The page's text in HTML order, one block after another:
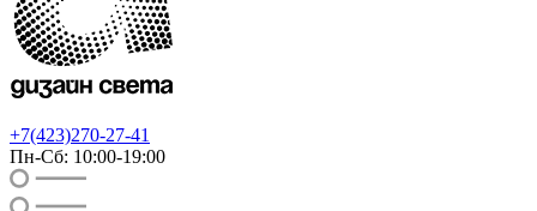
+7(423)270-27-41
Пн-Сб: 10:00-19:00